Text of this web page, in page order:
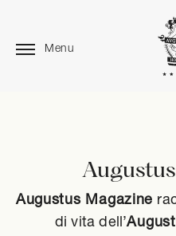
Menu
Augustus Magazine
di vita dell’